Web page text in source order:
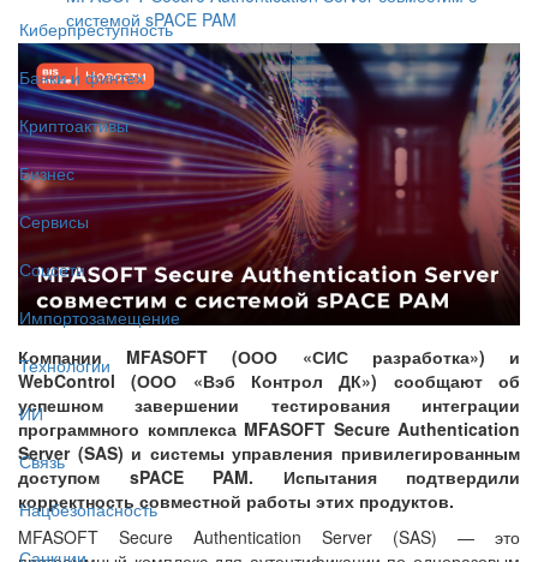
Киберпреступность
Банки и финтех
Криптоактивы
Бизнес
Сервисы
Соцсети
Импортозамещение
Технологии
ИИ
Связь
Нацбезопасность
Санкции
системой sPACE PAM
Компании MFASOFT (ООО «СИС разработка») и
WebControl (ООО «Вэб Контрол ДК») сообщают об
успешном завершении тестирования интеграции
программного комплекса MFASOFT Secure Authentication
Server (SAS) и системы управления привилегированным
доступом sPACE PAM. Испытания подтвердили
корректность совместной работы этих продуктов.
MFASOFT Secure Authentication Server (SAS) — это